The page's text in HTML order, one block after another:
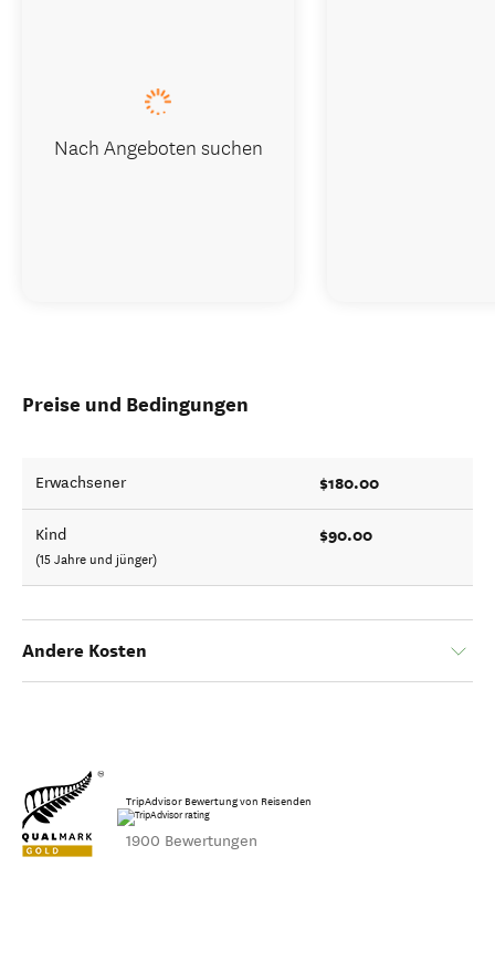
Preise und Bedingungen
Erwachsener $180.00
Kind
(15 Jahre und jünger)
$90.00
Andere Kosten
TripAdvisor Bewertung von Reisenden
1900 Bewertungen
Nach Angeboten suchen